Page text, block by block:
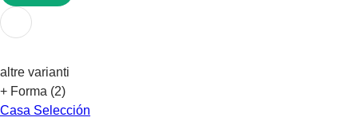
AGGIUNGI
altre varianti
+ Forma (2)
Casa Selección